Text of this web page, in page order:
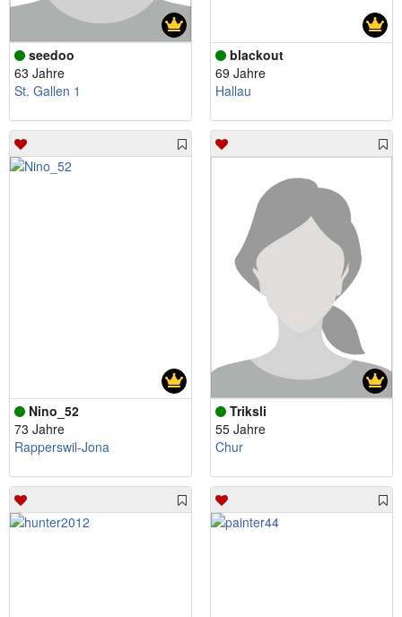
seedoo
63 Jahre
St. Gallen 1
blackout
69 Jahre
Hallau
Nino_52
73 Jahre
Rapperswil-Jona
Triksli
55 Jahre
Chur